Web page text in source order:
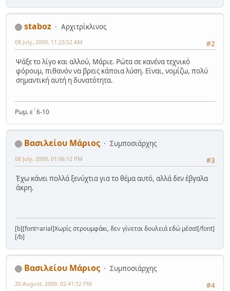
staboz
Αρχιτρίκλινος
#2
08 July, 2009, 11:23:52 AM
Ψάξε το λίγο και αλλού, Μάριε. Ρώτα σε κανένα τεχνικό
φόρουμ, πιθανόν να βρεις κάποια λύση. Είναι, νομίζω, πολύ
σημαντική αυτή η δυνατότητα.
Ρωμ. ε΄6-10
Βασιλείου Μάριος
Συμποσιάρχης
#3
08 July, 2009, 01:06:12 PM
Έχω κάνει πολλά ξενύχτια για το θέμα αυτό, αλλά δεν έβγαλα
άκρη.
[b][font=arial]Χωρίς στρουμφάκι, δεν γίνεται δουλειά εδώ μέσα![/font]
[/b]
Βασιλείου Μάριος
Συμποσιάρχης
#4
20 August, 2009, 02:41:52 PM